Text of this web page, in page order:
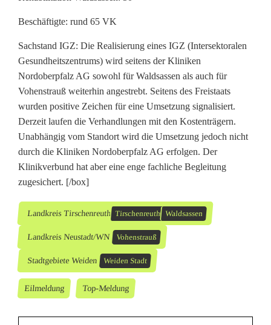
Beschäftigte: rund 65 VK
Sachstand IGZ: Die Realisierung eines IGZ (Intersektoralen
Gesundheitszentrums) wird seitens der Kliniken
Nordoberpfalz AG sowohl für Waldsassen als auch für
Vohenstrauß weiterhin angestrebt. Seitens des Freistaats
wurden positive Zeichen für eine Umsetzung signalisiert.
Derzeit laufen die Verhandlungen mit den Kostenträgern.
Unabhängig vom Standort wird die Umsetzung jedoch nicht
durch die Kliniken Nordoberpfalz AG erfolgen. Der
Klinikverbund hat aber eine enge fachliche Begleitung
zugesichert. [/box]
Landkreis Tirschenreuth Tirschenreuth Waldsassen
Landkreis Neustadt/WN Vohenstrauß
Stadtgebiete Weiden Weiden Stadt
Eilmeldung Top-Meldung